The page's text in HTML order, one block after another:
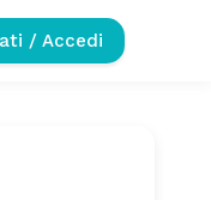
/ Accedi